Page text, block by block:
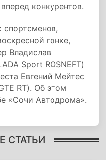
конкурентов.
спортсменов,
гонке,
Владислав
Sport ROSNEFT)
Евгений Мейтес
RT). Об этом
«Сочи Автодрома».
СТАТЬИ